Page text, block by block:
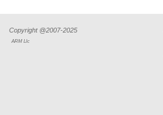
Copyright @2007-2025
ARM Llc